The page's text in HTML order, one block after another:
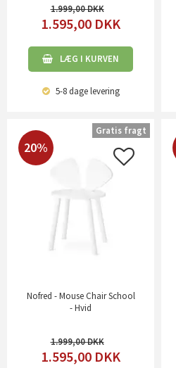
1.999,00
1.595,00 DKK
LÆG I KURVEN
5-8 dagelevering
20%
Nofred - Mouse Chair School
- Hvid
1.999,00
1.595,00 DKK
Gratis fragt